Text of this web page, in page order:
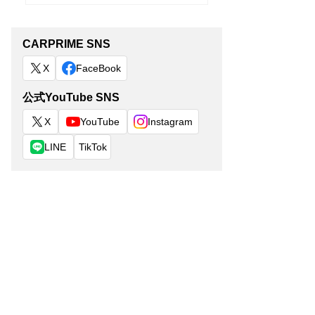
CARPRIME SNS
X FaceBook
公式YouTube SNS
X YouTube Instagram
LINE TikTok